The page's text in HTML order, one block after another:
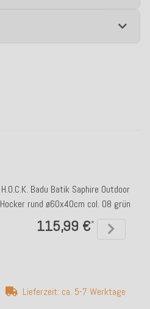
H.O.C.K. Badu Batik Saphire Outdoor
Hocker rund ø60x40cm col. 08 grün
115,99 €*
Lieferzeit: ca. 5-7 Werktage